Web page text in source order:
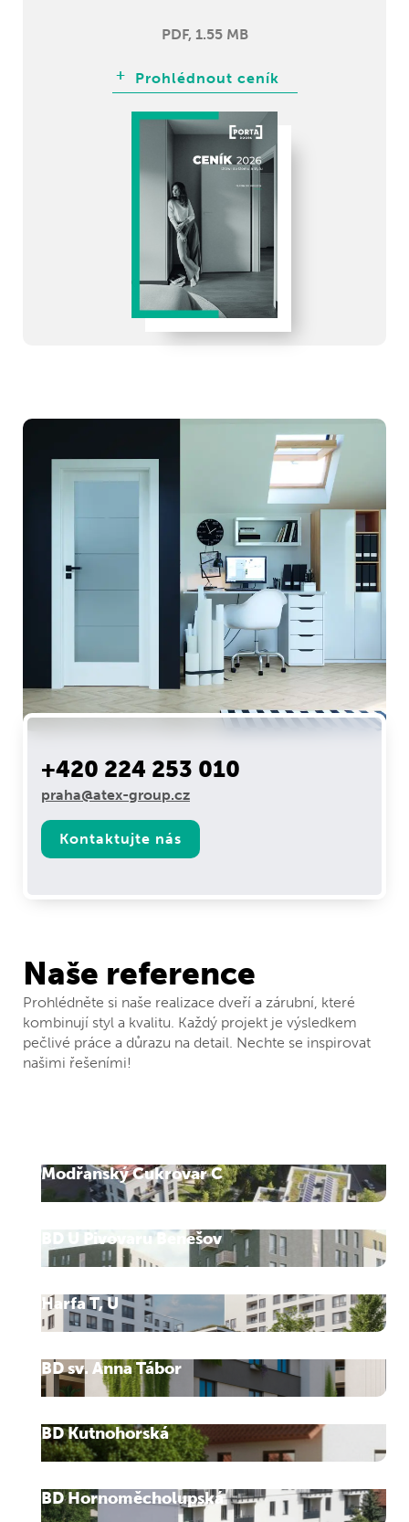
PDF, 1.55 MB
Prohlédnout ceník
+420 224 253 010
praha@atex-group.cz
Kontaktujte nás
Naše reference
Prohlédněte si naše realizace dveří a zárubní, které
kombinují styl a kvalitu. Každý projekt je výsledkem
pečlivé práce a důrazu na detail. Nechte se inspirovat
našimi řešeními!
Modřanský Cukrovar C
BD U Pivovaru Benešov
Harfa T, U
BD sv. Anna Tábor
BD Kutnohorská
BD Hornoměcholupská